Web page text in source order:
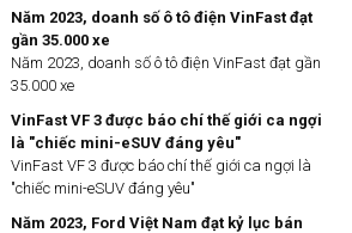
Năm 2023, doanh số ô tô điện VinFast đạt
gần 35.000 xe
Năm 2023, doanh số ô tô điện VinFast đạt gần
35.000 xe
VinFast VF 3 được báo chí thế giới ca ngợi
là "chiếc mini-eSUV đáng yêu"
VinFast VF 3 được báo chí thế giới ca ngợi là
"chiếc mini-eSUV đáng yêu"
Năm 2023, Ford Việt Nam đạt kỷ lục bán